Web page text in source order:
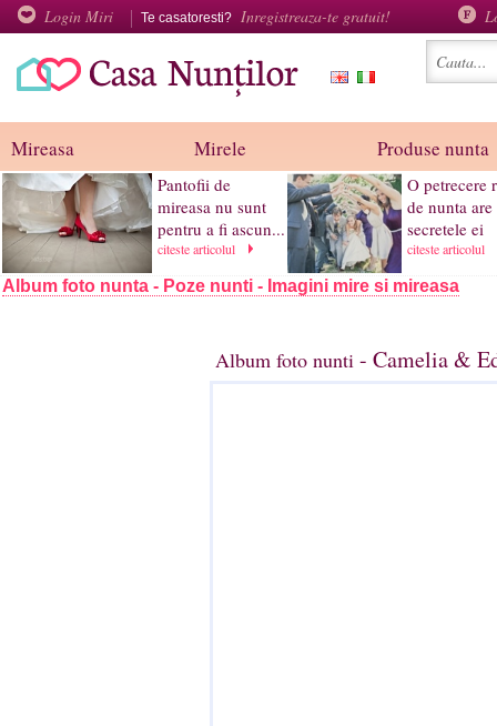
Login Miri Te casatoresti? Inregistreaza-te gratuit!
Mireasa Mirele Produse nunta
Pantofii de
mireasa nu sunt
pentru a fi ascun...
citeste articolul
O petrecere
de nunta are
secretele ei
citeste articolul
Album foto nunta - Poze nunti - Imagini mire si mireasa
Album foto nunti - Camelia &